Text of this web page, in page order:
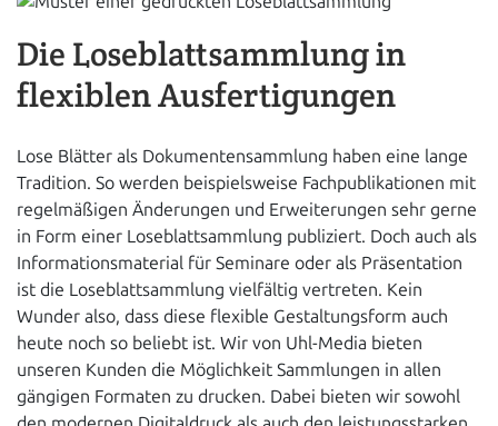
Die Loseblattsammlung in
flexiblen Ausfertigungen
Lose Blätter als Dokumentensammlung haben eine lange
Tradition. So werden beispielsweise Fachpublikationen mit
regelmäßigen Änderungen und Erweiterungen sehr gerne
in Form einer Loseblattsammlung publiziert. Doch auch als
Informationsmaterial für Seminare oder als Präsentation
ist die Loseblattsammlung vielfältig vertreten. Kein
Wunder also, dass diese flexible Gestaltungsform auch
heute noch so beliebt ist. Wir von Uhl-Media bieten
unseren Kunden die Möglichkeit Sammlungen in allen
gängigen Formaten zu drucken. Dabei bieten wir sowohl